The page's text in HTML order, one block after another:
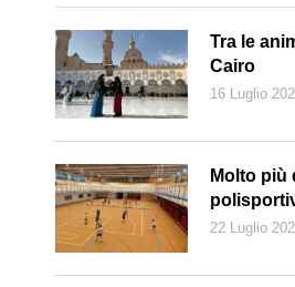
Tra le
Cairo
16 Luglio
Molto più
22 Luglio